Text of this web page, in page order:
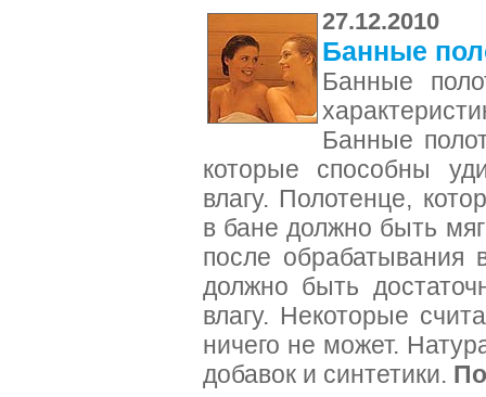
27.12.2010
Банные
Банные
Банные
которые способны
влагу. Полотенце,
в бане должно быть
после обрабатывания
должно быть
влагу. Некоторые
ничего не может.
добавок и синтетики.